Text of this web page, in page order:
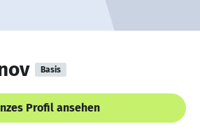
Basis
Profil ansehen